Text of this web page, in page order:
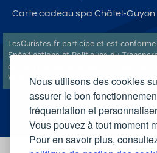
Nous utilisons des cookies
assurer le bon
fréquentation et
Vous pouvez à tout moment
Pour en savoir plus,
Carte cadeau spa Châtel-Guyon
LesCuristes.fr participe et est conforme
Spécifications et Politiques du
de l'IAB Europe et utilise la Consent
Vous pouvez modifier vos choix à tout